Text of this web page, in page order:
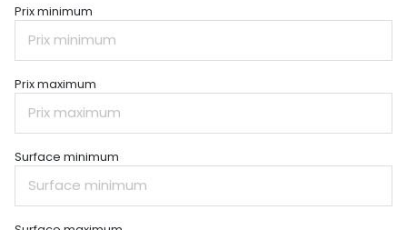
Prix minimum
Prix maximum
Surface minimum